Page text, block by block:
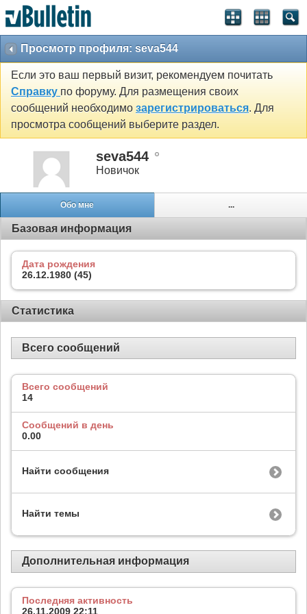
Просмотр профиля: seva544
Если это ваш первый визит, рекомендуем почитать
Справку по форуму. Для размещения своих
сообщений необходимо зарегистрироваться. Для
просмотра сообщений выберите раздел.
seva544
Новичок
Обо мне ...
Базовая информация
Дата рождения
26.12.1980 (45)
Статистика
Всего сообщений
Всего сообщений
14
Сообщений в день
0.00
Найти сообщения
Найти темы
Дополнительная информация
Последняя активность
26.11.2009 22:11